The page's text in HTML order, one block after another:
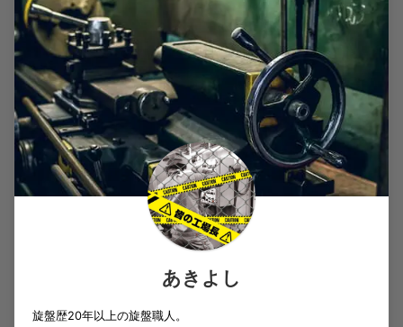
あきよし
旋盤歴20年以上の旋盤職人。